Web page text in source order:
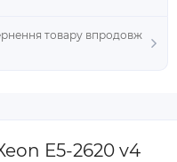
товару впродовж
E5-2620 v4